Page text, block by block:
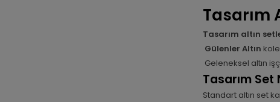
Tasarım
Tasarım altın
Gülenler Altın
Geleneksel altın
Tasarım Set
Standart altın set